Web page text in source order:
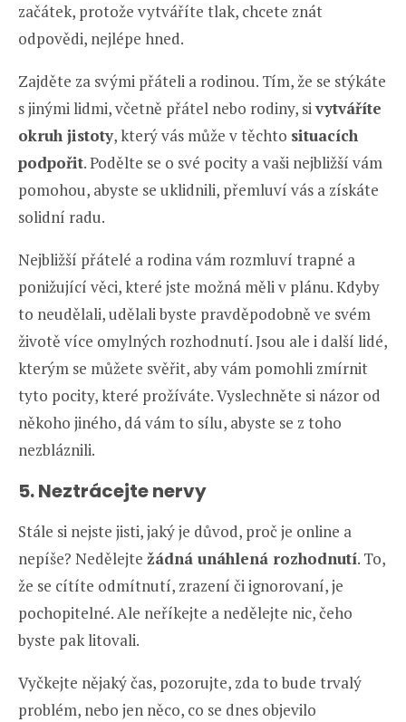
začátek, protože vytváříte tlak, chcete znát
odpovědi, nejlépe hned.
Zajděte za svými přáteli a rodinou. Tím, že se stýkáte
s jinými lidmi, včetně přátel nebo rodiny, sivytváříte
okruh jistoty, který vás může v těchto situacích
podpořit. Podělte se o své pocity a vaši nejbližší vám
pomohou, abyste se uklidnili, přemluví vás a získáte
solidní radu.
Nejbližší přátelé a rodina vám rozmluví trapné a
ponižující věci, které jste možná měli v plánu. Kdyby
to neudělali, udělali byste pravděpodobně ve svém
životě více omylných rozhodnutí. Jsou ale i další lidé,
kterým se můžete svěřit, aby vám pomohli zmírnit
tyto pocity, které prožíváte. Vyslechněte si názor od
někoho jiného, dá vám to sílu, abyste se z toho
nezbláznili.
5. Neztrácejte nervy
Stále si nejste jisti, jaký je důvod, proč je online a
nepíše? Nedělejte žádná unáhlená rozhodnutí. To,
že se cítíte odmítnutí, zrazení či ignorovaní, je
pochopitelné. Ale neříkejte a nedělejte nic, čeho
byste pak litovali.
Vyčkejte nějaký čas, pozorujte, zda to bude trvalý
problém, nebo jen něco, co se dnes objevilo